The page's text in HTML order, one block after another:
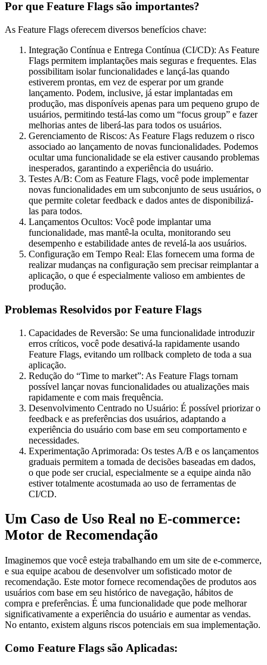
Por que Feature Flags são importantes?
As Feature Flags oferecem diversos benefícios chave:
Integração Contínua e Entrega Contínua (CI/CD): As Feature
Flags permitem implantações mais seguras e frequentes. Elas
possibilitam isolar funcionalidades e lançá-las quando
estiverem prontas, em vez de esperar por um grande
lançamento. Podem, inclusive, já estar implantadas em
produção, mas disponíveis apenas para um pequeno grupo de
usuários, permitindo testá-las como um “focus group” e fazer
melhorias antes de liberá-las para todos os usuários.
Gerenciamento de Riscos: As Feature Flags reduzem o risco
associado ao lançamento de novas funcionalidades. Podemos
ocultar uma funcionalidade se ela estiver causando problemas
inesperados, garantindo a experiência do usuário.
Testes A/B: Com as Feature Flags, você pode implementar
novas funcionalidades em um subconjunto de seus usuários, o
que permite coletar feedback e dados antes de disponibilizá-
las para todos.
Lançamentos Ocultos: Você pode implantar uma
funcionalidade, mas mantê-la oculta, monitorando seu
desempenho e estabilidade antes de revelá-la aos usuários.
Configuração em Tempo Real: Elas fornecem uma forma de
realizar mudanças na configuração sem precisar reimplantar a
aplicação, o que é especialmente valioso em ambientes de
produção.
Problemas Resolvidos por Feature Flags
Capacidades de Reversão: Se uma funcionalidade introduzir
erros críticos, você pode desativá-la rapidamente usando
Feature Flags, evitando um rollback completo de toda a sua
aplicação.
Redução do “Time to market”: As Feature Flags tornam
possível lançar novas funcionalidades ou atualizações mais
rapidamente e com mais frequência.
Desenvolvimento Centrado no Usuário: É possível priorizar o
feedback e as preferências dos usuários, adaptando a
experiência do usuário com base em seu comportamento e
necessidades.
Experimentação Aprimorada: Os testes A/B e os lançamentos
graduais permitem a tomada de decisões baseadas em dados,
o que pode ser crucial, especialmente se a equipe ainda não
estiver totalmente acostumada ao uso de ferramentas de
CI/CD.
Um Caso de Uso Real no E-commerce:
Motor de Recomendação
Imaginemos que você esteja trabalhando em um site de e-commerce,
e sua equipe acabou de desenvolver um sofisticado motor de
recomendação. Este motor fornece recomendações de produtos aos
usuários com base em seu histórico de navegação, hábitos de
compra e preferências. É uma funcionalidade que pode melhorar
significativamente a experiência do usuário e aumentar as vendas.
No entanto, existem alguns riscos potenciais em sua implementação.
Como Feature Flags são Aplicadas: